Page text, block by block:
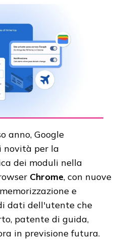
anno, Google
novità per la
dei moduli nella
Chrome, con nuove
e
dati dell'utente che
patente di guida,
in previsione futura.